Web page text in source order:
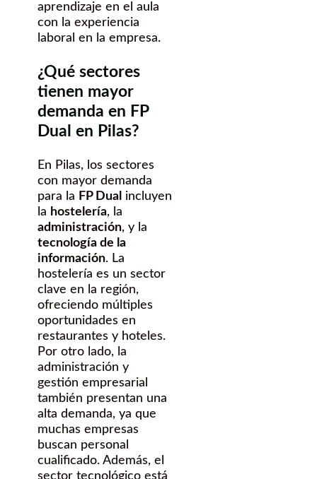
aprendizaje en el aula
con la experiencia
laboral en la empresa.
¿Qué sectores
tienen mayor
demanda en FP
Dual en Pilas?
En Pilas, los sectores
con mayor demanda
para la FP Dual incluyen
la hostelería, la
administración, y la
tecnología de la
información. La
hostelería es un sector
clave en la región,
ofreciendo múltiples
oportunidades en
restaurantes y hoteles.
Por otro lado, la
administración y
gestión empresarial
también presentan una
alta demanda, ya que
muchas empresas
buscan personal
cualificado. Además, el
sector tecnológico está